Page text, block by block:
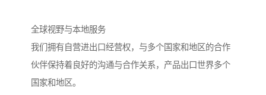
全球视野与本地服务
我们拥有自营进出口经营权，与多个国家和地区的合作
伙伴保持着良好的沟通与合作关系，产品出口世界多个
国家和地区。